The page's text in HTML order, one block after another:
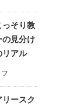
っそり教
の見分け
リアル
ースク